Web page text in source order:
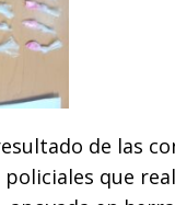
de las
que